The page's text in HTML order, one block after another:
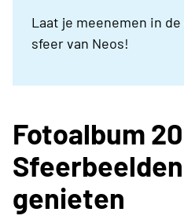
Laat je meenemen in
sfeer van Neos!
Fotoalbum
genieten